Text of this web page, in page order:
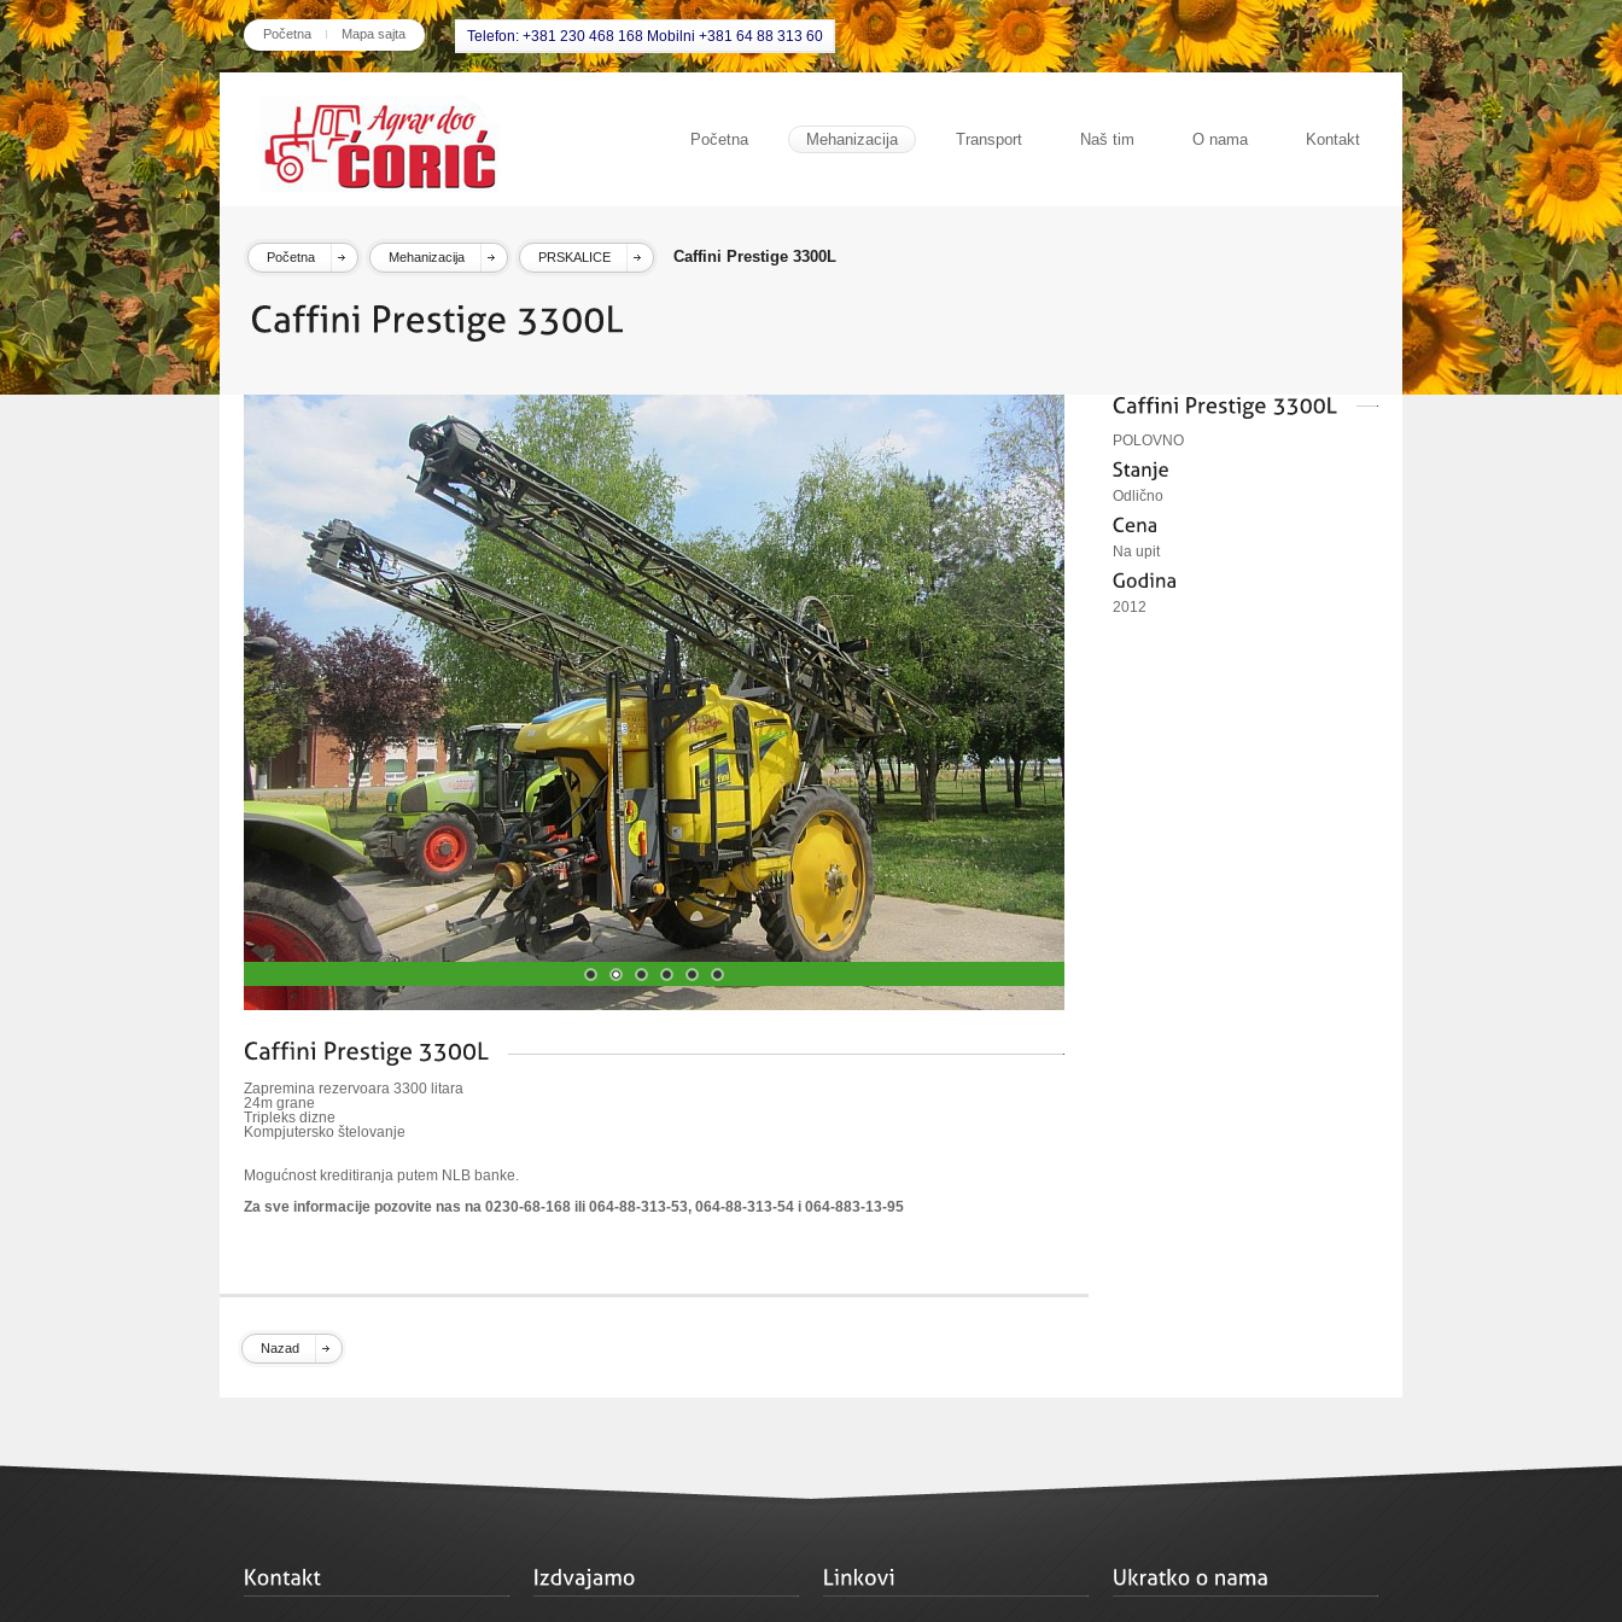
Početna Mapa sajta Telefon: +381 230 468 168 Mobilni +381 64 88 313 60
Početna Mehanizacija Transport Naš tim O nama Kontakt
Početna Mehanizacija PRSKALICE Caffini Prestige 3300L
Zapremina rezervoara 3300 litara
24m grane
Tripleks dizne
Kompjutersko štelovanje
Mogućnost kreditiranja putem NLB banke.
Za sve informacije pozovite nas na 0230-68-168 ili 064-88-313-53, 064-88-313-54 i 064-883-13-95
Nazad
POLOVNO
Odlično
Na upit
2012